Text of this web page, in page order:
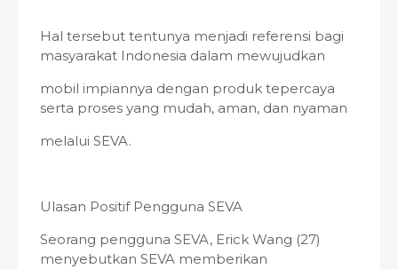
Hal tersebut tentunya menjadi referensi bagi
masyarakat Indonesia dalam mewujudkan
mobil impiannya dengan produk tepercaya
serta proses yang mudah, aman, dan nyaman
melalui SEVA.
Ulasan Positif Pengguna SEVA
Seorang pengguna SEVA, Erick Wang (27)
menyebutkan SEVA memberikan